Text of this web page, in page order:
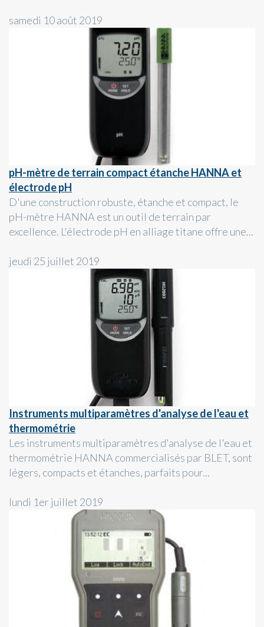
samedi 10 août 2019
pH-mètre de terrain compact étanche HANNA et
électrode pH
D'une construction robuste, étanche et compact, le
pH-mètre HANNA est un outil de terrain par
excellence. L'électrode pH en alliage titane offre une...
jeudi 25 juillet 2019
Instruments multiparamètres d'analyse de l'eau et
thermométrie
Les instruments multiparamètres d'analyse de l'eau et
thermométrie HANNA commercialisés par BLET, sont
légers, compacts et étanches, parfaits pour...
lundi 1er juillet 2019